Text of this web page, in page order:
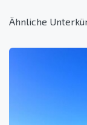
Ähnliche